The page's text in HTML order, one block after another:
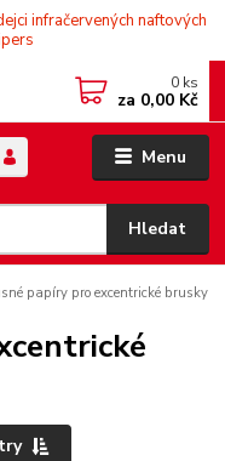
infračervených naftových
Menu
Hledat
0 ks
za 0,00 Kč
papíry pro excentrické brusky